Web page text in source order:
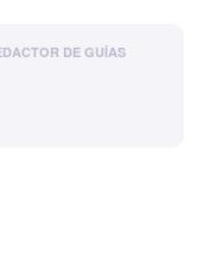
DE GUÍAS